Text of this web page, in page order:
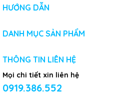
HƯỚNG DẪN
DANH MỤC SẢN PHẨM
THÔNG TIN LIÊN HỆ
Mọi chi tiết xin liên hệ
0919.386.552